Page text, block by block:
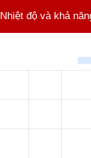
Nhiệt độ và khả